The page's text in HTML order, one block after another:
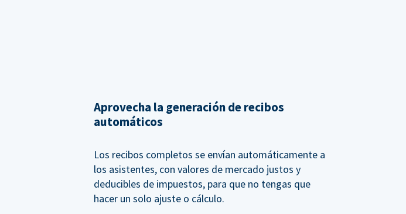
Aprovecha la generación de recibos
automáticos
Los recibos completos se envían automáticamente a
los asistentes, con valores de mercado justos y
deducibles de impuestos, para que no tengas que
hacer un solo ajuste o cálculo.